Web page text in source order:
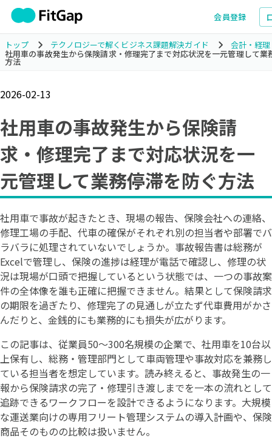
会員登録
トップ テクノロジーで解くビジネス課題解決ガイド
会計・経
社用車の事故発生から保険請求・修理完了まで対応状況を一元管理して業
方法
2026-02-13
社用車の事故発生から保険請
求・修理完了まで対応状況を一
元管理して業務停滞を防ぐ方法
社用車で事故が起きたとき、現場の報告、保険会社への連絡、
修理工場の手配、代車の確保がそれぞれ別の担当者や部署でバ
ラバラに処理されていないでしょうか。事故報告書は総務が
Excelで管理し、保険の進捗は経理が電話で確認し、修理の状
況は現場が口頭で把握しているという状態では、一つの事故案
件の全体像を誰も正確に把握できません。結果として保険請求
の期限を過ぎたり、修理完了の見通しが立たず代車費用がかさ
んだりと、金銭的にも業務的にも損失が広がります。
この記事は、従業員50〜300名規模の企業で、社用車を10台以
上保有し、総務・管理部門として車両管理や事故対応を兼務し
ている担当者を想定しています。読み終えると、事故発生の一
報から保険請求の完了・修理引き渡しまでを一本の流れとして
追跡できるワークフローを設計できるようになります。大規模
な運送業向けの専用フリート管理システムの導入計画や、保険
商品そのものの比較は扱いません。